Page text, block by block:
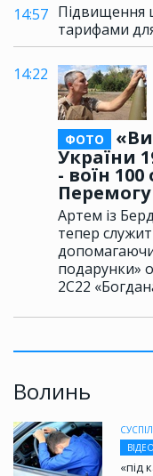
14:57 Підвищення
тарифами
14:22
ФОТО
України
- воїн
Перемогу
Артем із
тепер
подарунки»
2С22
Волинь
ВІДЕО
«під